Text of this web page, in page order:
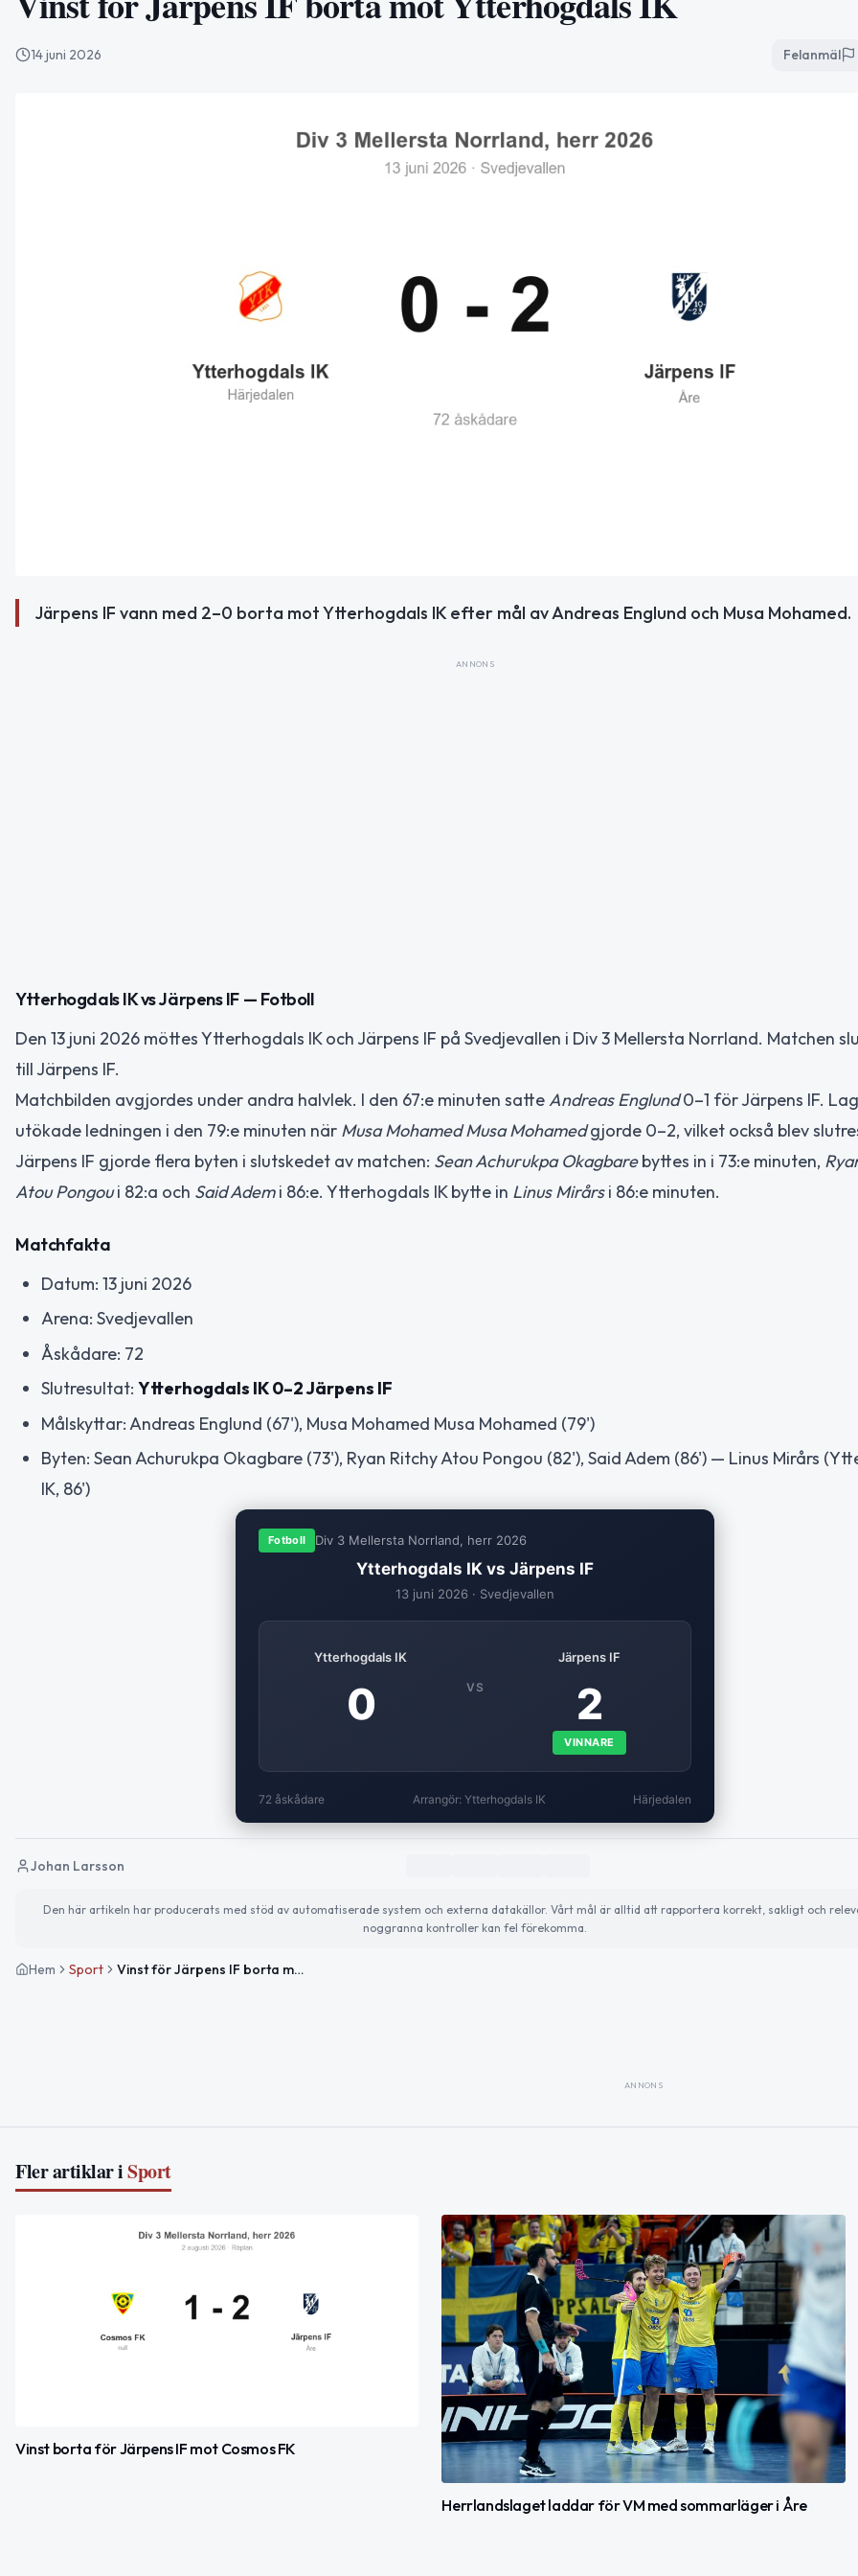
14 juni 2026 Felanmäl
Järpens IF vann med 2–0 borta mot Ytterhogdals IK efter mål av Andreas Englund och Musa Mohamed.
ANNONS
Ytterhogdals IK vs Järpens IF — Fotboll
Den 13 juni 2026 möttes Ytterhogdals IK och Järpens IF på Svedjevallen i Div 3 Mellersta Norrland. Matchen
till Järpens IF.
Matchbilden avgjordes under andra halvlek. I den 67:e minuten satteAndreas Englund0–1 för Järpens IF.
utökade ledningen i den 79:e minuten när Musa Mohamed Musa Mohamedgjorde 0–2, vilket också blev
Järpens IF gjorde flera byten i slutskedet av matchen: Sean Achurukpa Okagbarebyttes in i 73:e minuten,
Atou Pongoui 82:a och Said Ademi 86:e. Ytterhogdals IK bytte in Linus Mirårsi 86:e minuten.
Matchfakta
Datum: 13 juni 2026
Arena: Svedjevallen
Åskådare: 72
Slutresultat: Ytterhogdals IK 0–2 Järpens IF
Målskyttar: Andreas Englund (67'), Musa Mohamed Musa Mohamed (79')
Byten: Sean Achurukpa Okagbare (73'), Ryan Ritchy Atou Pongou (82'), Said Adem (86') — Linus Mirårs
IK, 86')
Fotboll Div 3 Mellersta Norrland, herr 2026
Ytterhogdals IK vs Järpens IF
13 juni 2026 · Svedjevallen
Ytterhogdals IK
0 VS
Järpens IF
2
VINNARE
72 åskådare Arrangör: Ytterhogdals IK Härjedalen
Johan Larsson
Den här artikeln har producerats med stöd av automatiserade system och externa datakällor. Vårt mål är alltid att rapportera korrekt, sakligt och
noggranna kontroller kan fel förekomma.
Hem Sport Vinst för Järpens IF borta mot Ytterhogdals IK
ANNONS
Fler artiklar iSport
Vinst borta för Järpens IF mot Cosmos FK
Herrlandslaget laddar för VM med sommarläger i Åre